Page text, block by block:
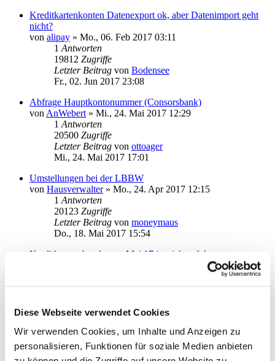
Diese Webseite verwendet Cookies
Wir verwenden Cookies, um Inhalte und Anzeigen zu
personalisieren, Funktionen für soziale Medien anbieten
Kreditkartenkonten Datenexport ok, aber Datenimport geht
nicht?
von alipay » Mo., 06. Feb 2017 03:11
1 Antworten
19812 Zugriffe
Letzter Beitrag von Bodensee
Fr., 02. Jun 2017 23:08
Abfrage Hauptkontonummer (Consorsbank)
von AnWebert » Mi., 24. Mai 2017 12:29
1 Antworten
20500 Zugriffe
Letzter Beitrag von ottoager
Mi., 24. Mai 2017 17:01
Umstellungen bei der LBBW
von Hausverwalter» Mo., 24. Apr 2017 12:15
1 Antworten
20123 Zugriffe
Letzter Beitrag von moneymaus
Do., 18. Mai 2017 15:54
Kreditkartenabrechnung Mai 17 ist nicht erfolgt
Mi., 10. Mai 2017 18:11
19219Zugriffe
Mi., 10. Mai 2017 20:53
Ausgangskorb
Rein123sau45»
Mo., 03. Apr 2017 02:07
3Antworten